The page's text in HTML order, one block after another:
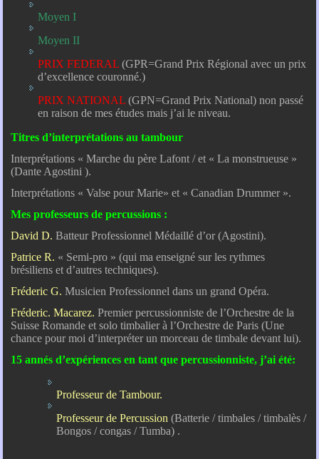
Moyen I
Moyen II
PRIX FEDERAL (GPR=Grand Prix Régional avec un prix
d’excellence couronné.)
PRIX NATIONAL (GPN=Grand Prix National) non passé
en raison de mes études mais j’ai le niveau.
Titres d’interprétations au tambour
Interprétations « Marche du père Lafont / et « La monstrueuse »
(Dante Agostini ).
Interprétations « Valse pour Marie» et « Canadian Drummer ».
Mes professeurs de percussions :
David D. Batteur Professionnel Médaillé d’or (Agostini).
Patrice R. « Semi-pro » (qui ma enseigné sur les rythmes
brésiliens et d’autres techniques).
Fréderic G. Musicien Professionnel dans un grand Opéra.
Fréderic. Macarez. Premier percussionniste de l’Orchestre de la
Suisse Romande et solo timbalier à l’Orchestre de Paris (Une
chance pour moi d’interpréter un morceau de timbale devant lui).
15 annés d’expériences en tant que percussionniste, j’ai été:
Professeur de Tambour.
Professeur de Percussion (Batterie / timbales / timbalès /
Bongos / congas / Tumba) .